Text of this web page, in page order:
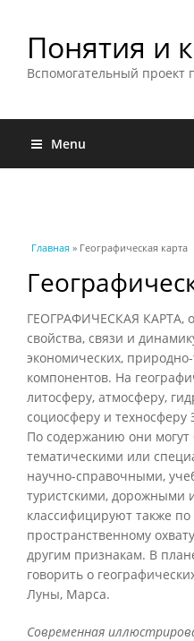
Понятия и
Вспомогательный
Menu
Вы здесь
Главная » Географическая карта
ГЕОГРАФИЧЕСКАЯ КАРТА,
свойства, связи и
экономических,
компонентов. На
литосферу, атмосферу,
социосферу и
По содержанию они
тематическими или
научно-справочными,
туристскими, дорожными
классифицируют также
пространственному
другим признакам. В
говорить о
Луны, Марса.
Современная